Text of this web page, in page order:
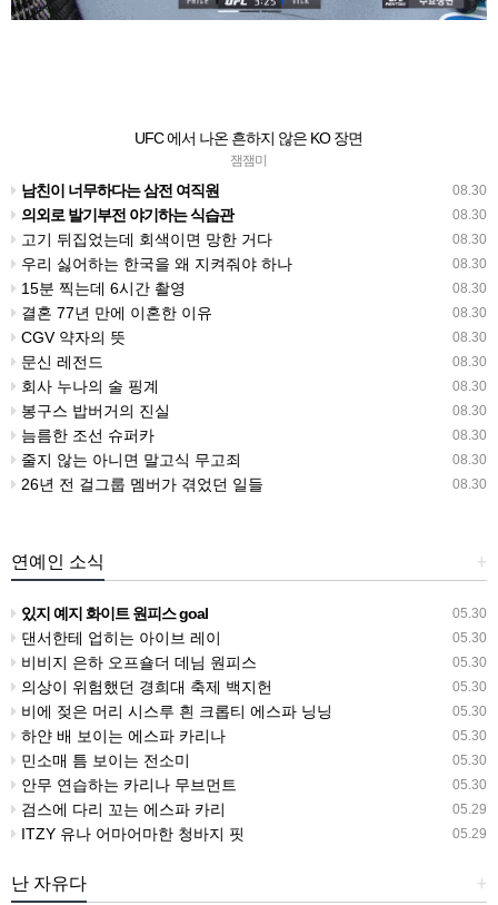
UFC 에서 나온 흔하지 않은 KO 장면
잼잼미
08.30
남친이 너무하다는 삼전 여직원
08.30
의외로 발기부전 야기하는 식습관
08.30
고기 뒤집었는데 회색이면 망한 거다
08.30
우리 싫어하는 한국을 왜 지켜줘야 하나
08.30
15분 찍는데 6시간 촬영
08.30
결혼 77년 만에 이혼한 이유
08.30
CGV 약자의 뜻
08.30
문신 레전드
08.30
회사 누나의 술 핑계
08.30
봉구스 밥버거의 진실
08.30
늠름한 조선 슈퍼카
08.30
줄지 않는 아니면 말고식 무고죄
08.30
26년 전 걸그룹 멤버가 겪었던 일들
+
연예인 소식
05.30
있지 예지 화이트 원피스 goal
05.30
댄서한테 업히는 아이브 레이
05.30
비비지 은하 오프숄더 데님 원피스
05.30
의상이 위험했던 경희대 축제 백지헌
05.30
비에 젖은 머리 시스루 흰 크롭티 에스파 닝닝
05.30
하얀 배 보이는 에스파 카리나
05.30
민소매 틈 보이는 전소미
05.30
안무 연습하는 카리나 무브먼트
05.29
검스에 다리 꼬는 에스파 카리
05.29
ITZY 유나 어마어마한 청바지 핏
+
난 자유다